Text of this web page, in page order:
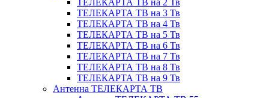
ТЕЛЕКАРТА ТВ на 2 Тв
ТЕЛЕКАРТА ТВ на 3 Тв
ТЕЛЕКАРТА ТВ на 4 Тв
ТЕЛЕКАРТА ТВ на 5 Тв
ТЕЛЕКАРТА ТВ на 6 Тв
ТЕЛЕКАРТА ТВ на 7 Тв
ТЕЛЕКАРТА ТВ на 8 Тв
ТЕЛЕКАРТА ТВ на 9 Тв
Антенна ТЕЛЕКАРТА ТВ